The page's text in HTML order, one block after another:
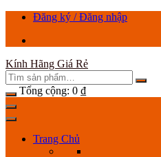
ChuyểnĐăng ký / Đăng nhập
Kính Hãng Giá Rẻ
Tổng cộng: 0 ₫
Trang Chủ